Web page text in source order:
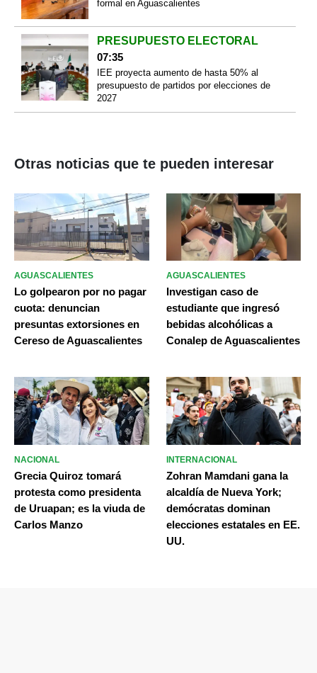
formal en Aguascalientes
PRESUPUESTO ELECTORAL
07:35
IEE proyecta aumento de hasta 50% al
presupuesto de partidos por elecciones de
2027
Otras noticias que te pueden interesar
AGUASCALIENTES
Lo golpearon por no pagar
cuota: denuncian
presuntas extorsiones en
Cereso de Aguascalientes
AGUASCALIENTES
Investigan caso de
estudiante que ingresó
bebidas alcohólicas a
Conalep de Aguascalientes
NACIONAL
Grecia Quiroz tomará
protesta como presidenta
de Uruapan; es la viuda de
Carlos Manzo
INTERNACIONAL
Zohran Mamdani gana la
alcaldía de Nueva York;
demócratas dominan
elecciones estatales en EE.
UU.